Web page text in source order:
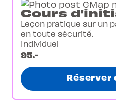
Cours
Leçon pratique sur un
en toute sécurité.
Individuel
95.-
Réserver